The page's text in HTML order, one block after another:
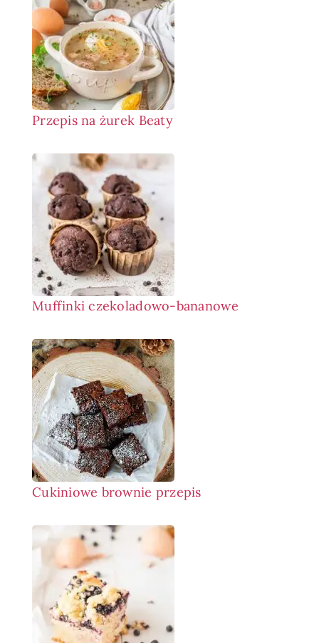
Przepis na żurek Beaty
Muffinki czekoladowo-bananowe
Cukiniowe brownie przepis